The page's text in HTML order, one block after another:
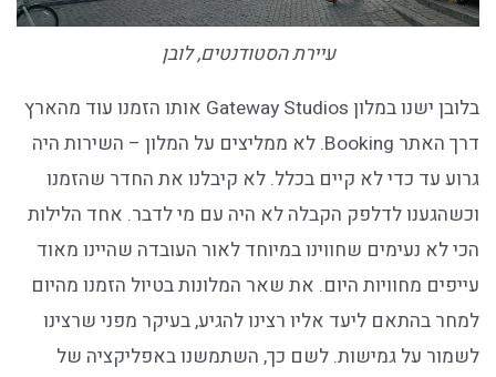
עיירת הסטודנטים, לובן
בלובן ישנו במלון Gateway Studios אותו הזמנו עוד מהארץ
דרך האתר Booking. לא ממליצים על המלון – השירות היה
גרוע עד כדי לא קיים בכלל. לא קיבלנו את החדר שהזמנו
וכשהגענו לדלפק הקבלה לא היה עם מי לדבר. אחד הלילות
הכי לא נעימים שחווינו במיוחד לאור העובדה שהיינו מאוד
עייפים מחוויות היום. את שאר המלונות בטיול הזמנו מהיום
למחר בהתאם ליעד אליו רצינו להגיע, בעיקר מפני שרצינו
לשמור על גמישות. לשם כך, השתמשנו באפליקציה של